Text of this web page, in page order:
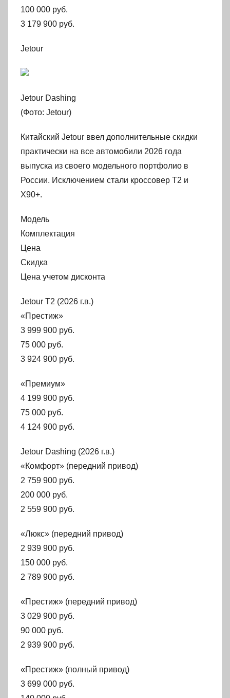
100 000 руб.
3 179 900 руб.
Jetour
Jetour Dashing
(Фото: Jetour)
Китайский Jetour ввел дополнительные скидки
практически на все автомобили 2026 года
выпуска из своего модельного портфолио в
России. Исключением стали кроссовер T2 и
X90+.
Модель
Комплектация
Цена
Скидка
Цена учетом дисконта
Jetour T2 (2026 г.в.)
«Престиж»
3 999 900 руб.
75 000 руб.
3 924 900 руб.
«Премиум»
4 199 900 руб.
75 000 руб.
4 124 900 руб.
Jetour Dashing (2026 г.в.)
«Комфорт» (передний привод)
2 759 900 руб.
200 000 руб.
2 559 900 руб.
«Люкс» (передний привод)
2 939 900 руб.
150 000 руб.
2 789 900 руб.
«Престиж» (передний привод)
3 029 900 руб.
90 000 руб.
2 939 900 руб.
«Престиж» (полный привод)
3 699 000 руб.